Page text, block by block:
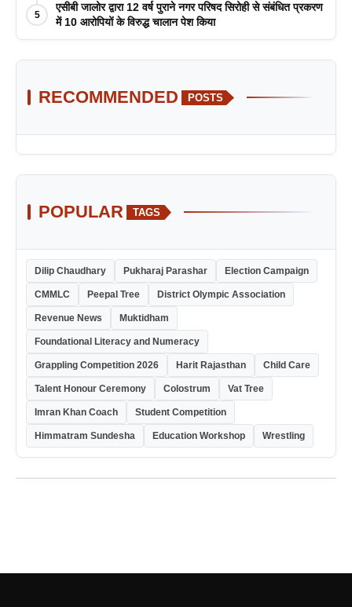
जीवाराम !
5
एसीबी जालोर द्वारा 12 वर्ष पुराने नगर परिषद सिरोही से संबंधित प्रकरण
में 10 आरोपियों के विरुद्ध चालान पेश किया
RECOMMENDED POSTS
POPULAR TAGS
Dilip Chaudhary Pukharaj Parashar Election Campaign
CMMLC Peepal Tree District Olympic Association
Revenue News Muktidham
Foundational Literacy and Numeracy
Grappling Competition 2026 Harit Rajasthan Child Care
Talent Honour Ceremony Colostrum Vat Tree
Imran Khan Coach Student Competition
Himmatram Sundesha Education Workshop Wrestling